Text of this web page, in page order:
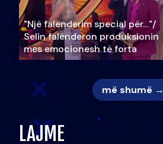
"Një falenderim special për…"/
Selin falënderon produksionin
mes emocionesh të forta
më shumë →
LAJME